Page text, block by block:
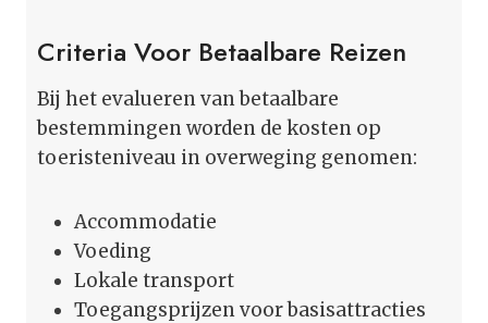
Criteria Voor Betaalbare Reizen
Bij het evalueren van betaalbare
bestemmingen worden de kosten op
toeristeniveau in overweging genomen:
Accommodatie
Voeding
Lokale transport
Toegangsprijzen voor basisattracties